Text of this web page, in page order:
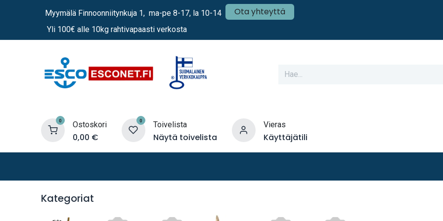
Myymälä Finnoonniitynkuja 1, ma-pe 8-17, la 10-14 Ota yhteyttä
Yli 100€ alle 10kg rahtivapaasti verkosta
0 Ostoskori
0,00 €
0 Toivelista
Näytä toivelista
Vieras
Käyttäjätili
Kategoriat